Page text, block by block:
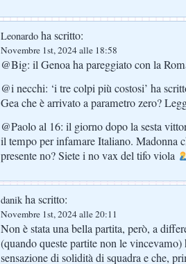
Leonardo ha scritto:
Novembre 1st, 2024 alle 18:58
@Big: il Genoa ha pareggiato con la
@i necchi: ‘i tre colpi più costosi’ ha
Gea che è arrivato a parametro zero?
@Paolo al 16: il giorno dopo la sesta
il tempo per infamare Italiano. Madonna
presente no? Siete i no vax del tifo viola
danik ha scritto:
Novembre 1st, 2024 alle 20:11
Non è stata una bella partita, però, a
(quando queste partite non le
sensazione di solidità di squadra e che,